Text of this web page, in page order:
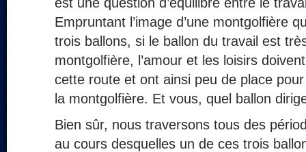
Empruntant l’image d’une montgolfière
trois ballons, si le ballon du travail est
montgolfière, l’amour et les loisirs
cette route et ont ainsi peu de place
la montgolfière. Et vous, quel ballon
Bien sûr, nous traversons tous des
au cours desquelles un de ces trois